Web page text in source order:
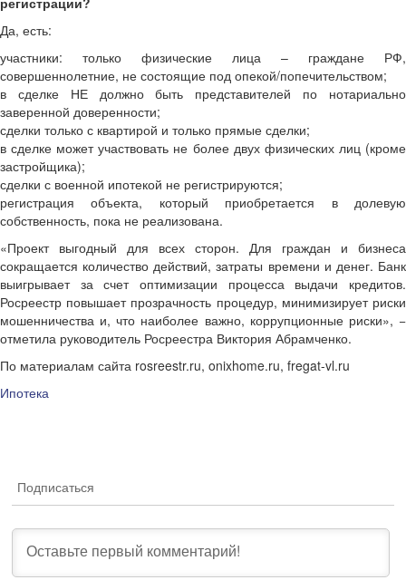
Да, есть:
участники: только физические лица – граждане РФ,
совершеннолетние, не состоящие под опекой/попечительством;
в сделке НЕ должно быть представителей по нотариально
заверенной доверенности;
сделки только с квартирой и только прямые сделки;
в сделке может участвовать не более двух физических лиц (кроме
застройщика);
сделки с военной ипотекой не регистрируются;
регистрация объекта, который приобретается в долевую
собственность, пока не реализована.
«Проект выгодный для всех сторон. Для граждан и бизнеса
сокращается количество действий, затраты времени и денег. Банк
выигрывает за счет оптимизации процесса выдачи кредитов.
Росреестр повышает прозрачность процедур, минимизирует риски
мошенничества и, что наиболее важно, коррупционные риски», −
отметила руководитель Росреестра Виктория Абрамченко.
По материалам сайта rosreestr.ru, onixhome.ru, fregat-vl.ru
Ипотека
Подписаться